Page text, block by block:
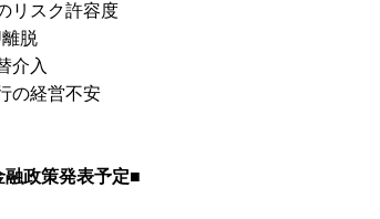
リスク許容度
脱
介入
の経営不安
融政策発表予定■